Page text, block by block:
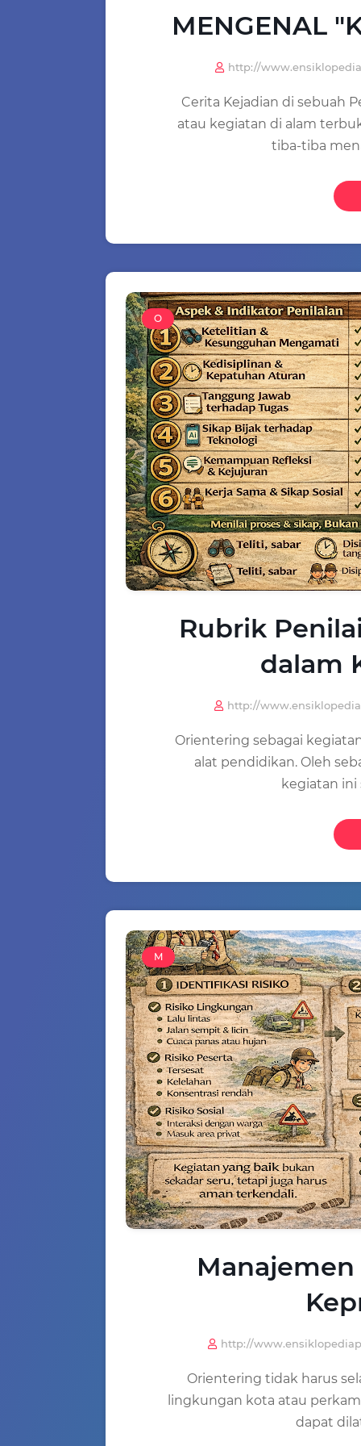
MENGENAL
http://
Cerita Kejadian di sebuah
atau kegiatan di alam
tiba-tiba
O
Rubrik
dalam
http://
Orientering sebagai
alat pendidikan. Oleh
kegiatan
M
http://
Orientering tidak harus
lingkungan kota atau
dapat